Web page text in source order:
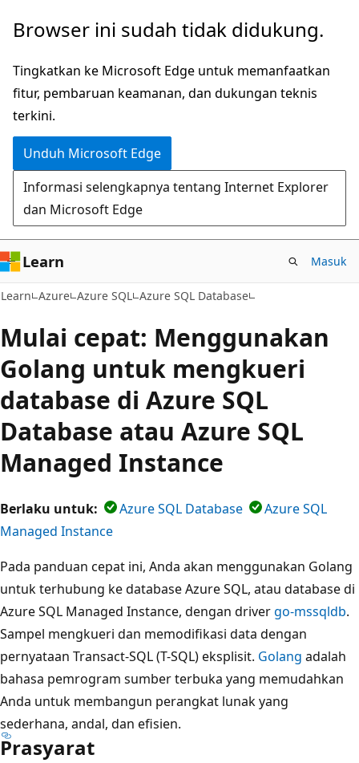
Lompati
konten
utama
Browser ini sudah tidak didukung.
Tingkatkan ke Microsoft Edge untuk memanfaatkan
fitur, pembaruan keamanan, dan dukungan teknis
terkini.
Unduh Microsoft Edge
Informasi selengkapnya tentang Internet Explorer
dan Microsoft Edge
Learn Masuk
Learn Azure Azure SQL Azure SQL Database
Mulai cepat: Menggunakan
Golang untuk mengkueri
database di Azure SQL
Database atau Azure SQL
Managed Instance
Berlaku untuk: Azure SQL Database
Azure SQL
Managed Instance
Pada panduan cepat ini, Anda akan menggunakan Golang
untuk terhubung ke database Azure SQL, atau database di
Azure SQL Managed Instance, dengan drivergo-mssqldb.
Sampel mengkueri dan memodifikasi data dengan
pernyataan Transact-SQL (T-SQL) eksplisit. Golang adalah
bahasa pemrogram sumber terbuka yang memudahkan
Anda untuk membangun perangkat lunak yang
sederhana, andal, dan efisien.
Prasyarat